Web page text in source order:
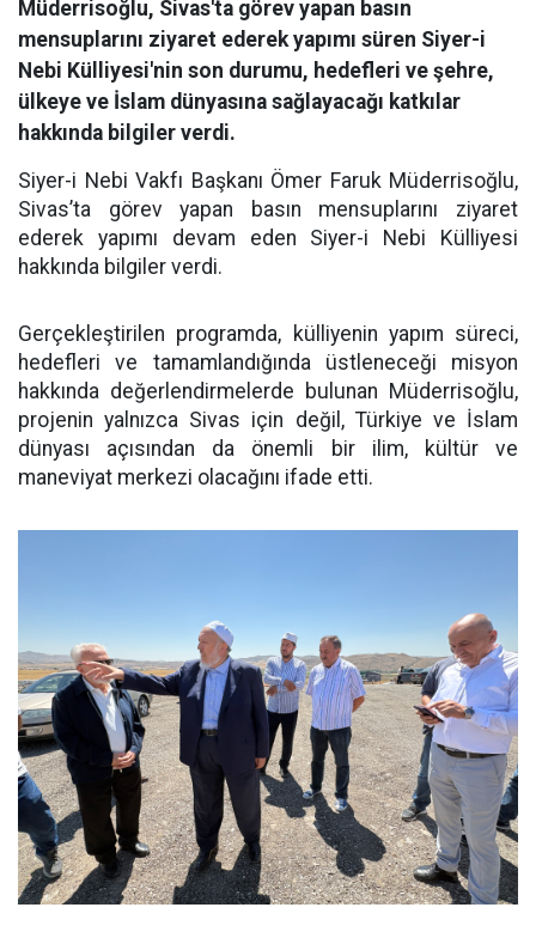
Müderrisoğlu, Sivas'ta görev yapan basın
mensuplarını ziyaret ederek yapımı süren Siyer-i
Nebi Külliyesi'nin son durumu, hedefleri ve şehre,
ülkeye ve İslam dünyasına sağlayacağı katkılar
hakkında bilgiler verdi.
Siyer-i Nebi Vakfı Başkanı Ömer Faruk Müderrisoğlu,
Sivas’ta görev yapan basın mensuplarını ziyaret
ederek yapımı devam eden Siyer-i Nebi Külliyesi
hakkında bilgiler verdi.
Gerçekleştirilen programda, külliyenin yapım süreci,
hedefleri ve tamamlandığında üstleneceği misyon
hakkında değerlendirmelerde bulunan Müderrisoğlu,
projenin yalnızca Sivas için değil, Türkiye ve İslam
dünyası açısından da önemli bir ilim, kültür ve
maneviyat merkezi olacağını ifade etti.